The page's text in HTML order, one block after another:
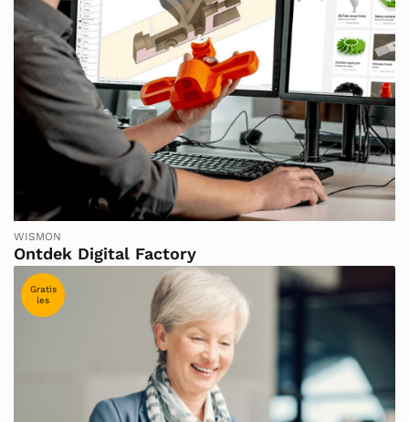
WISMON
Ontdek Digital Factory
Gratis
les